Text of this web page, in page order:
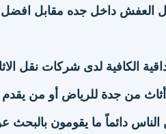
العفش داخل جده مقابل
الكافية لدى شركات نقل
من جدة للرياض أو من
من الناس دائماً ما يقومون